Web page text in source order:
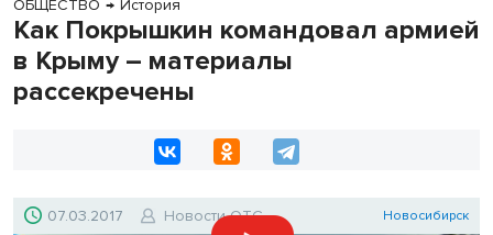
ОБЩЕСТВО → История
Как Покрышкин командовал армией
в Крыму – материалы
рассекречены
07.03.2017 Новости ОТС Новосибирск